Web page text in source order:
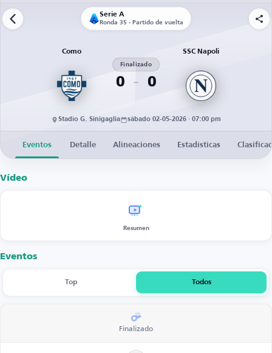
Serie A
Ronda 35 - Partido de vuelta
Como
0
Finalizado
0
SSC Napoli
Stadio G. Sinigaglia sábado 02-05-2026 · 07:00 pm
Eventos Detalle Alineaciones Estadísticas
Vídeo
Resumen
Eventos
Top Todos
Finalizado